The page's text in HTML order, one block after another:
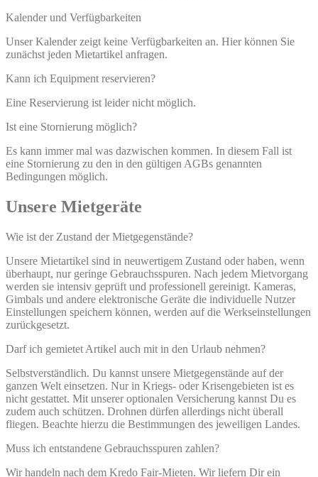
Kalender und Verfügbarkeiten
Unser Kalender zeigt keine Verfügbarkeiten an. Hier können Sie
zunächst jeden Mietartikel anfragen.
Kann ich Equipment reservieren?
Eine Reservierung ist leider nicht möglich.
Ist eine Stornierung möglich?
Es kann immer mal was dazwischen kommen. In diesem Fall ist
eine Stornierung zu den in den gültigen AGBs genannten
Bedingungen möglich.
Unsere Mietgeräte
Wie ist der Zustand der Mietgegenstände?
Unsere Mietartikel sind in neuwertigem Zustand oder haben, wenn
überhaupt, nur geringe Gebrauchsspuren. Nach jedem Mietvorgang
werden sie intensiv geprüft und professionell gereinigt. Kameras,
Gimbals und andere elektronische Geräte die individuelle Nutzer
Einstellungen speichern können, werden auf die Werkseinstellungen
zurückgesetzt.
Darf ich gemietet Artikel auch mit in den Urlaub nehmen?
Selbstverständlich. Du kannst unsere Mietgegenstände auf der
ganzen Welt einsetzen. Nur in Kriegs- oder Krisengebieten ist es
nicht gestattet. Mit unserer optionalen Versicherung kannst Du es
zudem auch schützen. Drohnen dürfen allerdings nicht überall
fliegen. Beachte hierzu die Bestimmungen des jeweiligen Landes.
Muss ich entstandene Gebrauchsspuren zahlen?
Wir handeln nach dem Kredo Fair-Mieten. Wir liefern Dir ein